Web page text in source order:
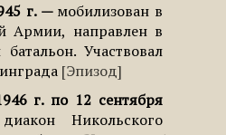
г.
мобилизован в
Армии, направлен в
Участвовал
Эпизод
г. по 12 сентября
диакон Никольского